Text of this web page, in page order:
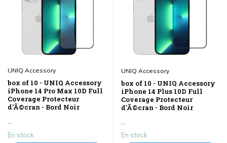
UNIQ Accessory
box of 10 - UNIQ Accessory
iPhone 14 Pro Max 10D Full
Coverage Protecteur
d'Ã©cran - Bord Noir
...
En stock
UNIQ Accessory
box of 10 - UNIQ Accessory
iPhone 14 Plus 10D Full
Coverage Protecteur
d'Ã©cran - Bord Noir
En stock